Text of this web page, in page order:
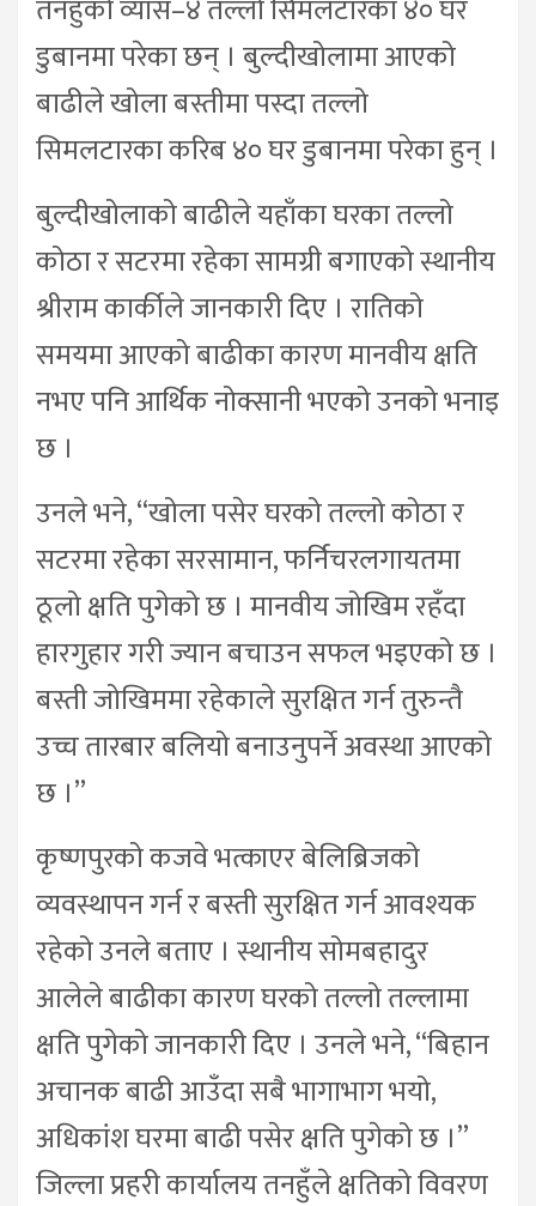
तनहुँको व्यास–४ तल्लो सिमलटारका ४० घर
डुबानमा परेका छन् । बुल्दीखोलामा आएको
बाढीले खोला बस्तीमा पस्दा तल्लो
सिमलटारका करिब ४० घर डुबानमा परेका हुन् ।
बुल्दीखोलाको बाढीले यहाँका घरका तल्लो
कोठा र सटरमा रहेका सामग्री बगाएको स्थानीय
श्रीराम कार्कीले जानकारी दिए । रातिको
समयमा आएको बाढीका कारण मानवीय क्षति
नभए पनि आर्थिक नोक्सानी भएको उनको भनाइ
छ ।
उनले भने, “खोला पसेर घरको तल्लो कोठा र
सटरमा रहेका सरसामान, फर्निचरलगायतमा
ठूलो क्षति पुगेको छ । मानवीय जोखिम रहँदा
हारगुहार गरी ज्यान बचाउन सफल भइएको छ ।
बस्ती जोखिममा रहेकाले सुरक्षित गर्न तुरुन्तै
उच्च तारबार बलियो बनाउनुपर्ने अवस्था आएको
छ ।”
कृष्णपुरको कजवे भत्काएर बेलिब्रिजको
व्यवस्थापन गर्न र बस्ती सुरक्षित गर्न आवश्यक
रहेको उनले बताए । स्थानीय सोमबहादुर
आलेले बाढीका कारण घरको तल्लो तल्लामा
क्षति पुगेको जानकारी दिए । उनले भने, “बिहान
अचानक बाढी आउँदा सबै भागाभाग भयो,
अधिकांश घरमा बाढी पसेर क्षति पुगेको छ ।”
जिल्ला प्रहरी कार्यालय तनहुँले क्षतिको विवरण